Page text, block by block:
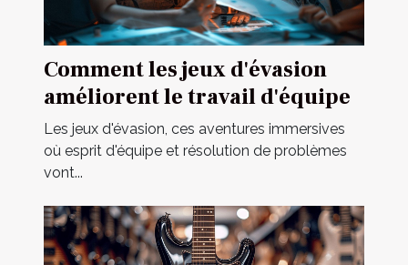
Comment les jeux d'évasion
améliorent le travail d'équipe
Les jeux d'évasion, ces aventures immersives
où esprit d'équipe et résolution de problèmes
vont...